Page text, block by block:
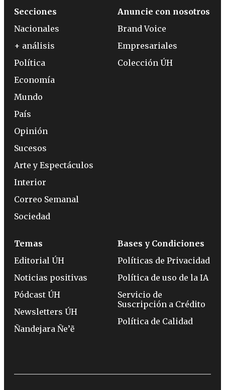
Secciones
Nacionales
+ análisis
Política
Economía
Mundo
País
Opinión
Sucesos
Arte y Espectáculos
Interior
Correo Semanal
Sociedad
Anuncie con nosotros
Brand Voice
Empresariales
Colección ÚH
Temas
Editorial ÚH
Noticias positivas
Pódcast ÚH
Newsletters ÚH
Ñandejara Ñe’ẽ
Bases y Condiciones
Políticas de Privacidad
Política de uso de la IA
Servicio de
Suscripción a Crédito
Política de Calidad